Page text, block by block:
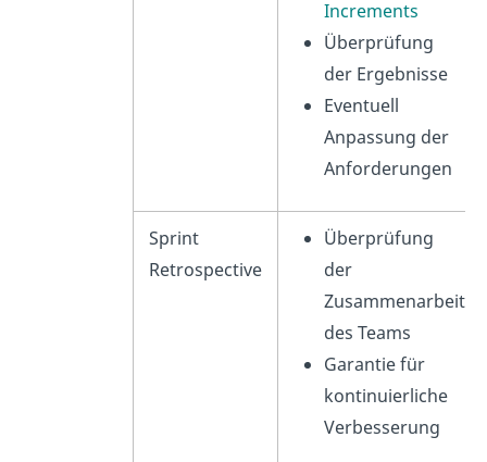
Increments
Überprüfung
der Ergebnisse
Eventuell
Anpassung der
Anforderungen
Sprint
Retrospective
Überprüfung
der
Zusammenarbeit
des Teams
Garantie für
kontinuierliche
Verbesserung